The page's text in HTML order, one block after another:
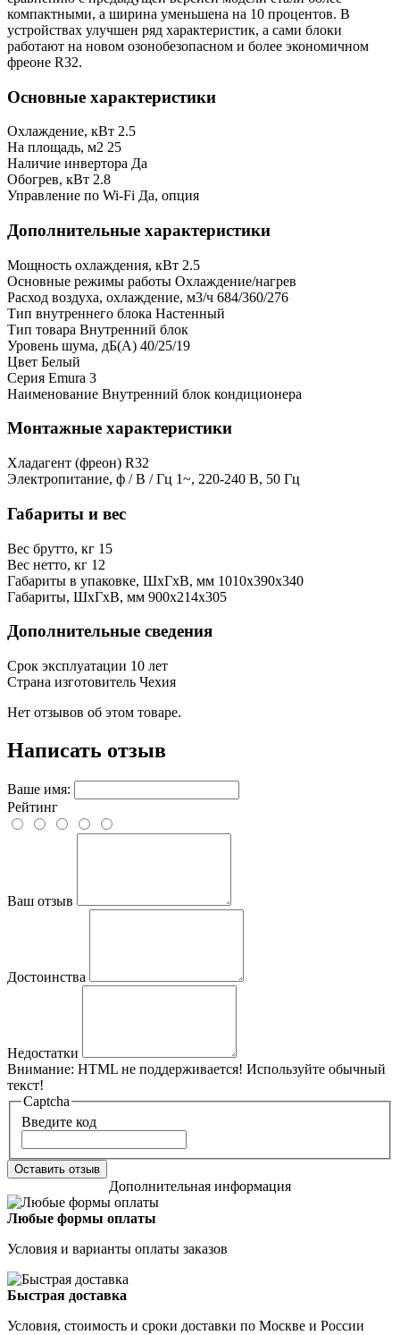
компактными, а ширина уменьшена на 10 процентов. В
устройствах улучшен ряд характеристик, а сами блоки
работают на новом озонобезопасном и более экономичном
фреоне R32.
Основные характеристики
Охлаждение, кВт 2.5
На площадь, м2 25
Наличие инвертора Да
Обогрев, кВт 2.8
Управление по Wi-Fi Да, опция
Дополнительные характеристики
Мощность охлаждения, кВт 2.5
Основные режимы работы Охлаждение/нагрев
Расход воздуха, охлаждение, м3/ч 684/360/276
Тип внутреннего блока Настенный
Тип товара Внутренний блок
Уровень шума, дБ(А) 40/25/19
Цвет Белый
Серия Emura 3
Наименование Внутренний блок кондиционера
Монтажные характеристики
Хладагент (фреон) R32
Электропитание, ф / В / Гц 1~, 220-240 В, 50 Гц
Габариты и вес
Вес брутто, кг 15
Вес нетто, кг 12
Габариты в упаковке, ШхГхВ, мм 1010x390x340
Габариты, ШхГхВ, мм 900x214x305
Дополнительные сведения
Срок эксплуатации 10 лет
Страна изготовитель Чехия
Нет отзывов об этом товаре.
Написать отзыв
Ваше имя:
Рейтинг
Ваш отзыв
Достоинства
Недостатки
Внимание: HTML не поддерживается! Используйте обычный
текст!
Captcha
Введите код
Оставить отзыв
Дополнительная информация
Любые формы оплаты
Условия и варианты оплаты заказов
Быстрая доставка
Условия, стоимость и сроки доставки по Москве и России